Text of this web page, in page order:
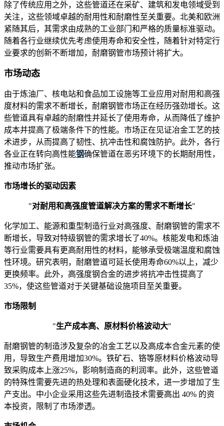
除了传统应用之外，这些管道还在采矿、建筑和发电领域受到
关注，这些领域卓越的耐用性和耐磨性至关重要。北美和欧洲
紧随其后，其需求由成熟的工业部门和严格的质量标准驱动。
随着各行业继续优先考虑使用寿命和安全性，随着针对特定行
业要求的创新不断增加，耐磨钢管市场预计将扩大。
市场动态
由于炼油厂、核电站和食品加工设施等工业应用对耐用和高强
度材料的需求不断增长，耐磨钢管市场正在经历强劲增长。这
些管道具有卓越的耐磨性并延长了使用寿命，从而降低了维护
成本并提高了极端条件下的性能。市场正在见证冶金工艺的技
术进步，从而提高了韧性、抗冲击性和腐蚀防护。此外，各行
各业正在转向高性能钢确保管道在恶劣环境下的长期耐用性，
推动市场扩张。
市场增长的驱动因素
"对耐用和高强度管道解决方案的需求不断增长"
化学加工、能源和重型制造行业对高强度、耐磨钢管的需求不
断增长，导致对特级钢管的需求增长了40%。核能发电和炼油
等行业需要具有更高耐用性的材料，能够承受极端温度和腐蚀
性环境。研究表明，耐磨管道可延长使用寿命60%以上，减少
更换频率。此外，高强度钢合金的进步将抗冲击性提高了
35%，使这些管道对于关键基础设施项目至关重要。
市场限制
"生产成本高、原材料价格波动大"
耐磨钢管的制造涉及复杂的冶金工艺以及高成本合金元素的使
用，导致生产费用增加30%。铁矿石、铬等原材料价格波动导
致采购成本上涨25%，影响制造商的利润率。此外，这些管道
的特殊性需要先进的热处理和表面硬化技术，进一步增加了生
产支出。中小企业采用这些先进制造技术需要高出 40% 的资
本投资，限制了市场渗透。